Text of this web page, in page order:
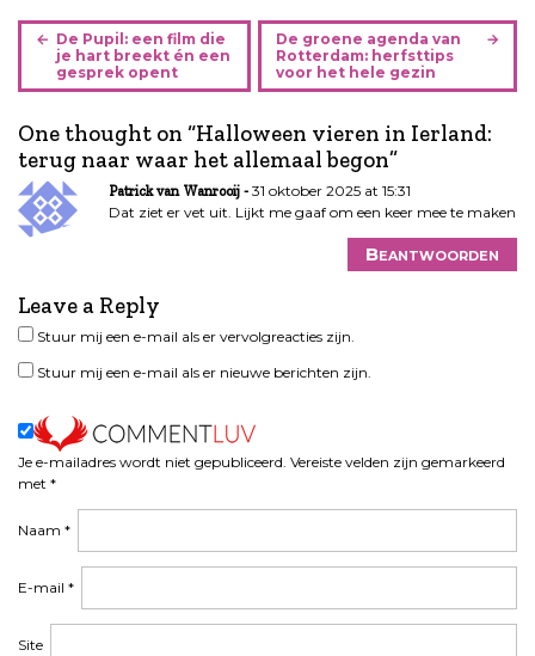
B
r
c
h
t
n
a
i
g
a
t
e
De Pupil: een film die
je hart breekt én een
gesprek opent
De groene agenda van
Rotterdam: herfsttips
voor het hele gezin
One thought on “Halloween vieren in Ierland:
terug naar waar het allemaal begon”
Patrick van Wanrooij
31 oktober 2025 at 15:31
Dat ziet er vet uit. Lijkt me gaaf om een keer mee te maken
Beantwoorden
Leave a Reply
Je e-mailadres wordt niet gepubliceerd. Vereiste velden zijn gemarkeerd
met *
Naam *
E-mail *
Site
Stuur mij een e-mail als er vervolgreacties zijn.
Stuur mij een e-mail als er nieuwe berichten zijn.